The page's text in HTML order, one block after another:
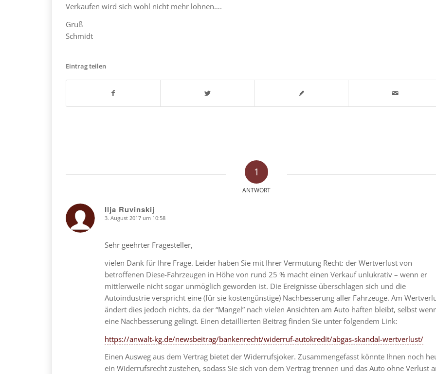
Verkaufen wird sich wohl nicht mehr lohnen….
Gruß
Schmidt
Eintrag teilen
1
ANTWORT
Ilja Ruvinskij
says: 3. August 2017 um 10:58
Sehr geehrter Fragesteller,
vielen Dank für Ihre Frage. Leider haben Sie mit Ihrer Vermutung Recht: der Wertverlust von
betroffenen Diese-Fahrzeugen in Höhe von rund 25 % macht einen Verkauf unlukrativ – wenn er
mittlerweile nicht sogar unmöglich geworden ist. Die Ereignisse überschlagen sich und die
Autoindustrie verspricht eine (für sie kostengünstige) Nachbesserung aller Fahrzeuge. Am
ändert dies jedoch nichts, da der “Mangel” nach vielen Ansichten am Auto haften bleibt, selbst
eine Nachbesserung gelingt. Einen detaillierten Beitrag finden Sie unter folgendem Link:
https://anwalt-kg.de/newsbeitrag/bankenrecht/widerruf-autokredit/abgas-skandal-wertverlust/
Einen Ausweg aus dem Vertrag bietet der Widerrufsjoker. Zusammengefasst könnte Ihnen noch
ein Widerrufsrecht zustehen, sodass Sie sich von dem Vertrag trennen und das Auto ohne Verlust